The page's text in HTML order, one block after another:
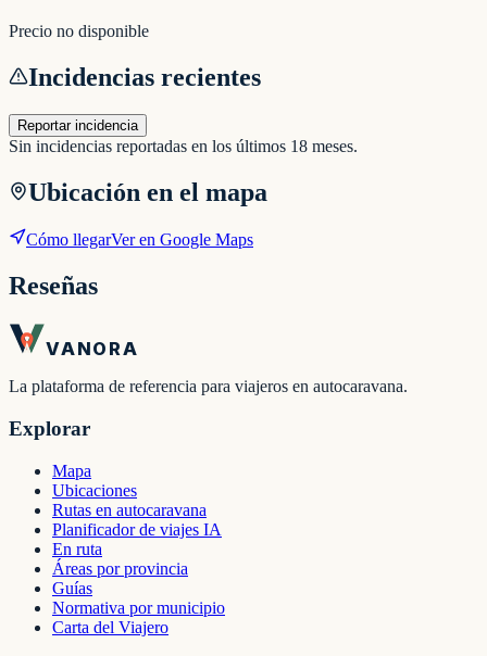
Precio no disponible
Incidencias recientes
Reportar incidencia
Sin incidencias reportadas en los últimos 18 meses.
Ubicación en el mapa
Cómo llegarVer en Google Maps
Reseñas
VANORA
La plataforma de referencia para viajeros en autocaravana.
Explorar
Mapa
Ubicaciones
Rutas en autocaravana
Planificador de viajes IA
En ruta
Áreas por provincia
Guías
Normativa por municipio
Carta del Viajero